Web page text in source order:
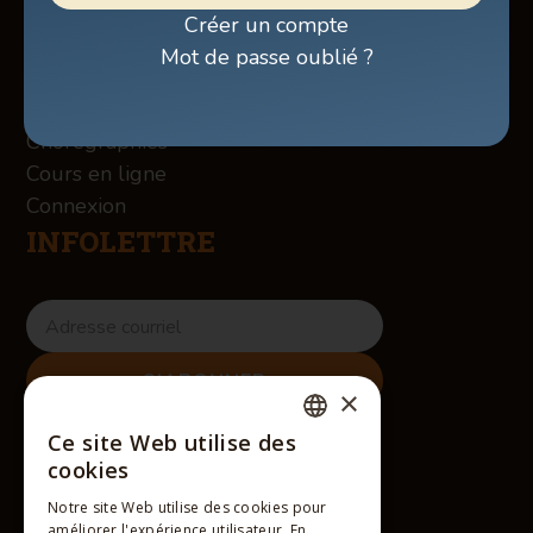
Créer un compte
Mot de passe oublié ?
Boutique
À propos des Winslow
Chorégraphies
Cours en ligne
Connexion
INFOLETTRE
RÉSEAUX SOCIAUX
×
Ce site Web utilise des
cookies
Notre site Web utilise des cookies pour